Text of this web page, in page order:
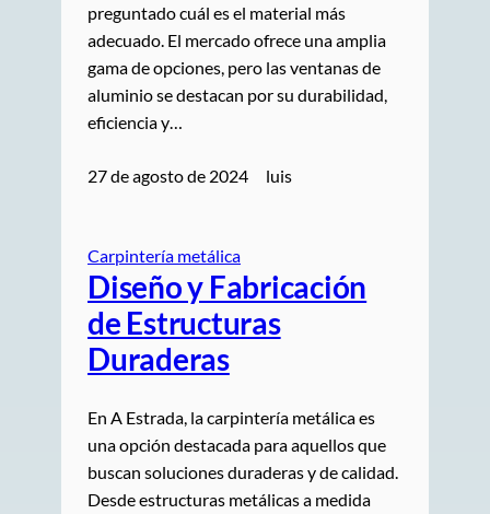
preguntado cuál es el material más
adecuado. El mercado ofrece una amplia
gama de opciones, pero las ventanas de
aluminio se destacan por su durabilidad,
eficiencia y…
27 de agosto de 2024 luis
Carpintería metálica
Diseño y Fabricación
de Estructuras
Duraderas
En A Estrada, la carpintería metálica es
una opción destacada para aquellos que
buscan soluciones duraderas y de calidad.
Desde estructuras metálicas a medida